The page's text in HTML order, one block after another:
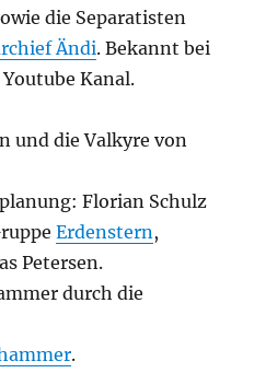
die Separatisten
Ändi. Bekannt bei
Kanal.
und die Valkyre von
Florian Schulz
Erdenstern,
Petersen.
durch die
.